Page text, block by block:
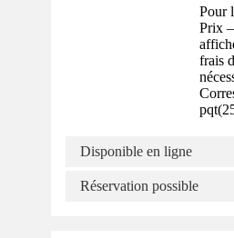
Pour
Prix
frais
pqt(
Disponible en ligne
Réservation possible